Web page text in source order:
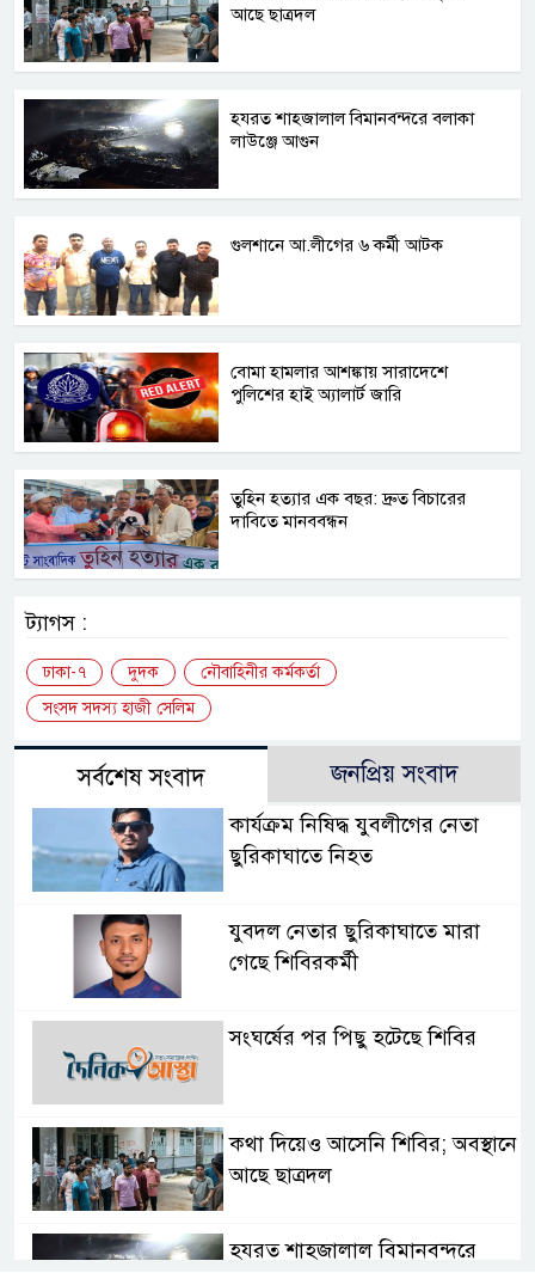
আছে ছাত্রদল
হযরত শাহজালাল বিমানবন্দরে বলাকা
লাউঞ্জে আগুন
গুলশানে আ.লীগের ৬ কর্মী আটক
বোমা হামলার আশঙ্কায় সারাদেশে
পুলিশের হাই অ্যালার্ট জারি
তুহিন হত্যার এক বছর: দ্রুত বিচারের
দাবিতে মানববন্ধন
ট্যাগস :
ঢাকা-৭ দুদক
নৌবাহিনীর কর্মকর্তা
সংসদ সদস্য হাজী সেলিম
সর্বশেষ সংবাদ জনপ্রিয় সংবাদ
কার্যক্রম নিষিদ্ধ যুবলীগের নেতা
ছুরিকাঘাতে নিহত
যুবদল নেতার ছুরিকাঘাতে মারা
গেছে শিবিরকর্মী
সংঘর্ষের পর পিছু হটেছে শিবির
কথা দিয়েও আসেনি শিবির; অবস্থানে
আছে ছাত্রদল
হযরত শাহজালাল বিমানবন্দরে